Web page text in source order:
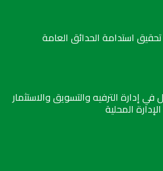
استدامة الحدائق العامة
في إدارة الترفيه والتسويق والاستثمار
المحلية